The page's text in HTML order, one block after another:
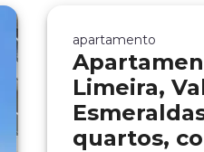
apartamento
Limeira,
quartos,